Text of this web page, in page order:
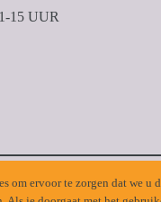
15 UUR
om ervoor te zorgen dat we u